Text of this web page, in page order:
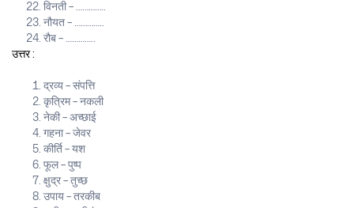
विनती – …………..
नौयत – …………..
रौब – …………..
उत्तर :
द्रव्य – संपत्ति
कृत्रिम – नकली
नेकी – अच्छाई
गहना – जेवर
कीर्ति – यश
फूल – पुष्प
क्षुद्र – तुच्छ
उपाय – तरकीब